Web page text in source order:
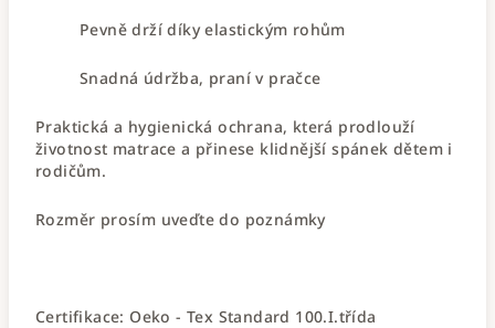
Pevně drží díky elastickým rohům
Snadná údržba, praní v pračce
Praktická a hygienická ochrana, která prodlouží
životnost matrace a přinese klidnější spánek dětem i
rodičům.
Rozměr prosím uveďte do poznámky
Certifikace: Oeko - Tex Standard 100.I.třída